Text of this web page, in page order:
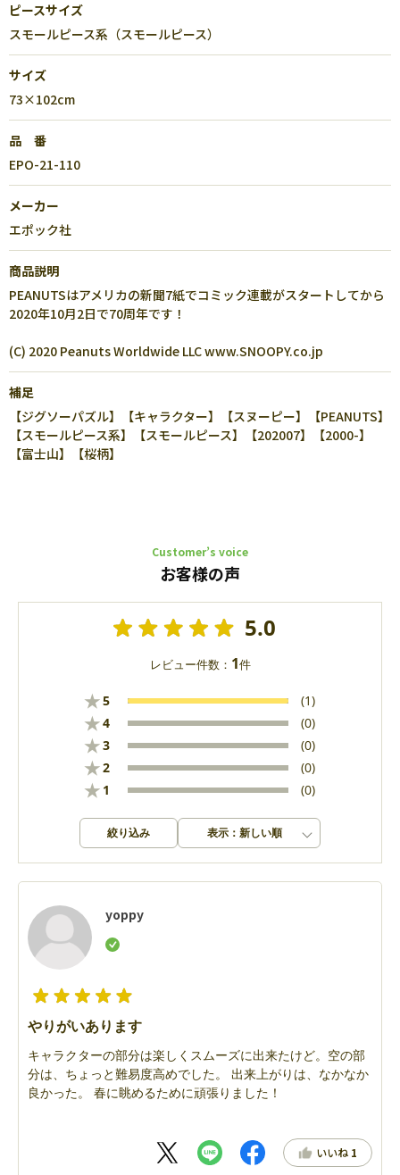
ピースサイズ
スモールピース系（スモールピース）
サイズ
73×102cm
品 番
EPO-21-110
メーカー
エポック社
商品説明
PEANUTSはアメリカの新聞7紙でコミック連載がスタートしてから
2020年10月2日で70周年です！
(C) 2020 Peanuts Worldwide LLC www.SNOOPY.co.jp
補足
【ジグソーパズル】【キャラクター】【スヌーピー】【PEANUTS】
【スモールピース系】【スモールピース】【202007】【2000-】
【富士山】【桜柄】
Customer’s voice
お客様の声
5.0
レビュー件数： 1件
★5 (1)
★4 (0)
★3 (0)
★2 (0)
★ 1 (0)
絞り込み 表示：新しい順
yoppy
やりがいあります
キャラクターの部分は楽しくスムーズに出来たけど。空の部
分は、ちょっと難易度高めでした。 出来上がりは、なかなか
良かった。 春に眺めるために頑張りました！
いいね 1